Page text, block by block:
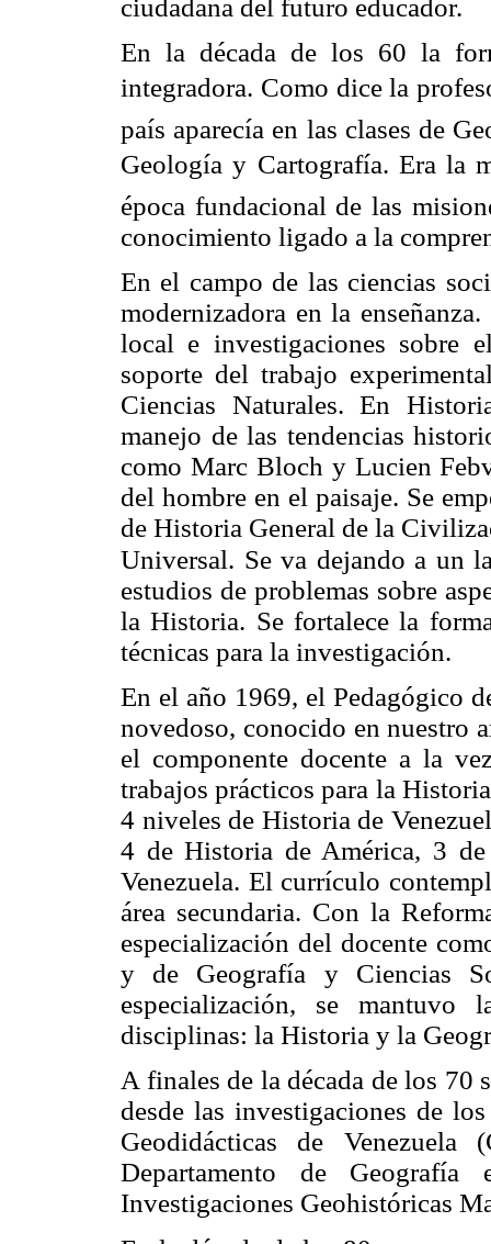
ciudadana del futuro educador.
En la década de los 60 la
integradora. Como dice la
país aparecía en las clases de
Geología y Cartografía. Era la
época fundacional de las
conocimiento ligado a la
En el campo de las ciencias
modernizadora en la
local e investigaciones sobre
soporte del trabajo
Ciencias Naturales. En
manejo de las tendencias
como Marc Bloch y Lucien
del hombre en el paisaje. Se
de Historia General de la
Universal. Se va dejando a un
estudios de problemas sobre
la Historia. Se fortalece la
técnicas para la investigación.
En el año 1969, el Pedagógico
novedoso, conocido en nuestro
el componente docente a la
trabajos prácticos para la
4 niveles de Historia de
4 de Historia de América, 3
Venezuela. El currículo
área secundaria. Con la
especialización del docente
y de Geografía y Ciencias
especialización, se mantuvo
disciplinas: la Historia y la
A finales de la década de los 70
desde las investigaciones de
Geodidácticas de
Departamento de
Investigaciones Geohistóricas